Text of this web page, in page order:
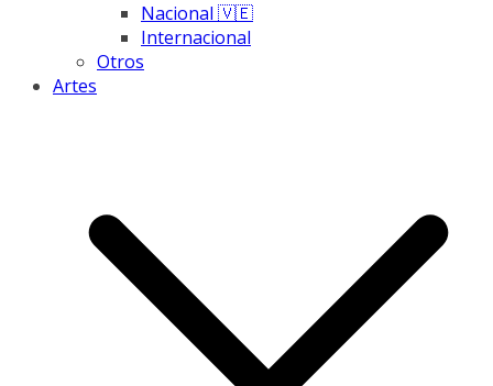
Nacional 🇻🇪
Internacional
Otros
Artes